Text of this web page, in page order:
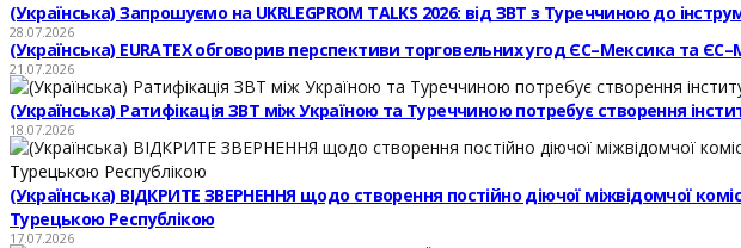
(Українська) Запрошуємо на UKRLEGPROM TALKS 2026: від ЗВТ з Туреччиною до
28.07.2026
(Українська) EURATEX обговорив перспективи торговельних угод ЄС–Мексика та
21.07.2026
(Українська) Ратифікація ЗВТ між Україною та Туреччиною потребує створення
18.07.2026
(Українська) ВІДКРИТЕ ЗВЕРНЕННЯ щодо створення постійно діючої міжвідомчої
Турецькою Республікою
17.07.2026